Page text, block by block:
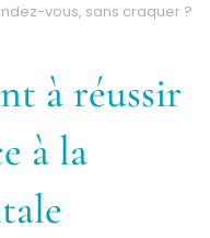
vous, sans craquer ?
à réussir
à la